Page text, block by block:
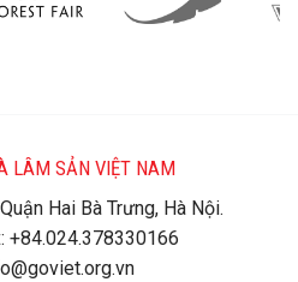
LÂM SẢN VIỆT NAM
Hai Bà Trưng, Hà Nội.
+84.024.378330166